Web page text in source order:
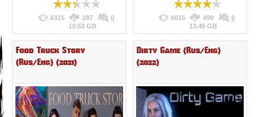
6315 287
0
10.53 GB
6015 499
0
13.40 GB
Food Truck Story
(Rus/Eng) (2021)
Dirty Game (Rus/Eng)
(2022)